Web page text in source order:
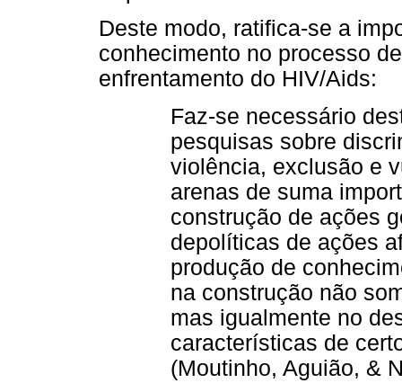
Deste modo, ratifica-se a
conhecimento no processo
enfrentamento do HIV/Aids:
Faz-se necessário
pesquisas sobre
violência, exclusão e
arenas de suma
construção de ações
depolíticas de ações
produção de
na construção não
mas igualmente no
características de
(Moutinho, Aguião, &